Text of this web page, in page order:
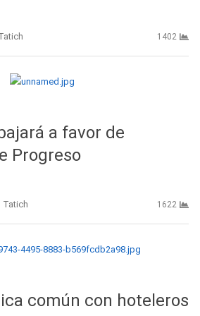
1402
a favor de
Progreso
Tatich 1622
común con hoteleros